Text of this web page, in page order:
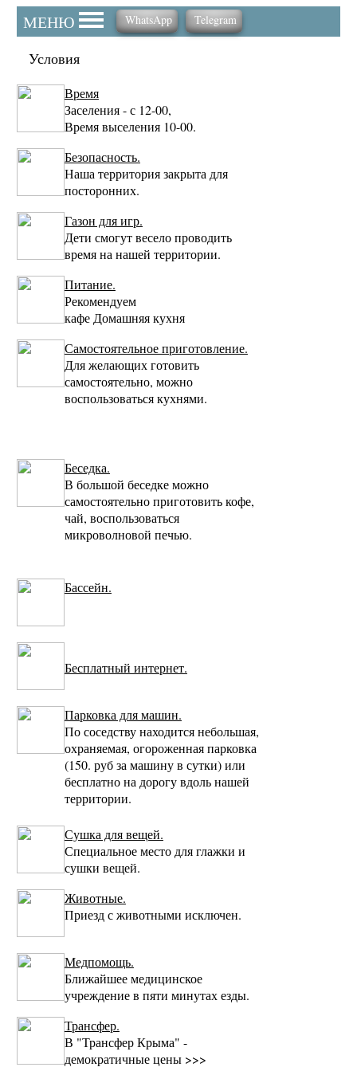
МЕНЮ
ОТЗЫВЫ-ВИДЕО
КАК ДОБРАТЬСЯ
WhatsApp Telegram
Условия
Время
Заселения - с 12-00,
Время выселения 10-00.
Безопасность.
Наша территория закрыта для
посторонних.
Газон для игр.
Дети смогут весело проводить
время на нашей территории.
Питание.
Рекомендуем
кафе Домашняя кухня
Самостоятельное приготовление.
Для желающих готовить
самостоятельно, можно
воспользоваться кухнями.
Беседка.
В большой беседке можно
самостоятельно приготовить кофе,
чай, воспользоваться
микроволновой печью.
Бассейн.
Бесплатный интернет.
Парковка для машин.
По соседству находится небольшая,
охраняемая, огороженная парковка
(150. руб за машину в сутки) или
бесплатно на дорогу вдоль нашей
территории.
Сушка для вещей.
Специальное место для глажки и
сушки вещей.
Животные.
Приезд с животными исключен.
Медпомощь.
Ближайшее медицинское
учреждение в пяти минутах езды.
Трансфер.
В "Трансфер Крыма" -
демократичные цены >>>